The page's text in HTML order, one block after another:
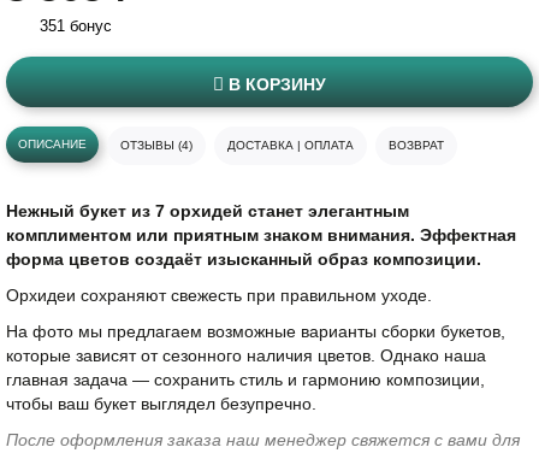
351 бонус
В КОРЗИНУ
ОПИСАНИЕ ОТЗЫВЫ (4) ДОСТАВКА | ОПЛАТА ВОЗВРАТ
Нежный букет из 7 орхидей станет элегантным
комплиментом или приятным знаком внимания. Эффектная
форма цветов создаёт изысканный образ композиции.
Орхидеи сохраняют свежесть при правильном уходе.
На фото мы предлагаем возможные варианты сборки букетов,
которые зависят от сезонного наличия цветов. Однако наша
главная задача — сохранить стиль и гармонию композиции,
чтобы ваш букет выглядел безупречно.
После оформления заказа наш менеджер свяжется с вами для